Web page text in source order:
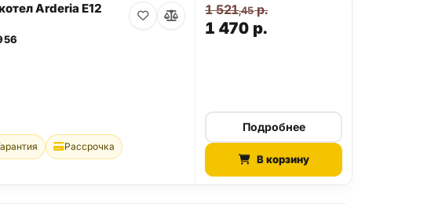
Arderia E12
Рассрочка
1 470 р.
1 521,45р.
Подробнее
В корзину